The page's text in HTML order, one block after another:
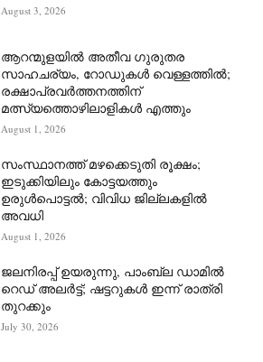
August 3, 2026
ആറന്മുളയില്‍ അതീവ ഗുരുതര
സാഹചര്യം, റോഡുകള്‍ വെള്ളത്തില്‍;
രക്ഷാപ്രവര്‍ത്തനത്തിന്
മത്സ്യത്തൊഴിലാളികള്‍ എത്തും
August 1, 2026
സംസ്ഥാനത്ത് മഴക്കെടുതി രൂക്ഷം;
ഇടുക്കിയിലും കോട്ടയത്തും
ഉരുള്‍പൊട്ടല്‍; വിവിധ ജില്ലകളില്‍
അവധി
August 1, 2026
ജലനിരപ്പ് ഉയരുന്നു, പാംബ്ല ഡാമിൽ
റെഡ് അലർട്ട്; ഷട്ടറുകൾ ഇന്ന് രാത്രി
തുറക്കും
July 30, 2026